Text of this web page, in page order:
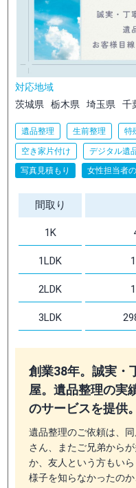
対応地域
茨城県
栃木県 埼玉県 千
遺品整理 生前整理 特
空き家片付け デジタル遺
写真見積もり
女性担当者
間取り
1K
1LDK
2LDK
3LDK
創業38年。誠実・
屋。遺品整理の実
のサービスを提供。
遺品整理のご依頼は、
さん、またご兄弟から
か、友人という方もい
様子を知らなかったの